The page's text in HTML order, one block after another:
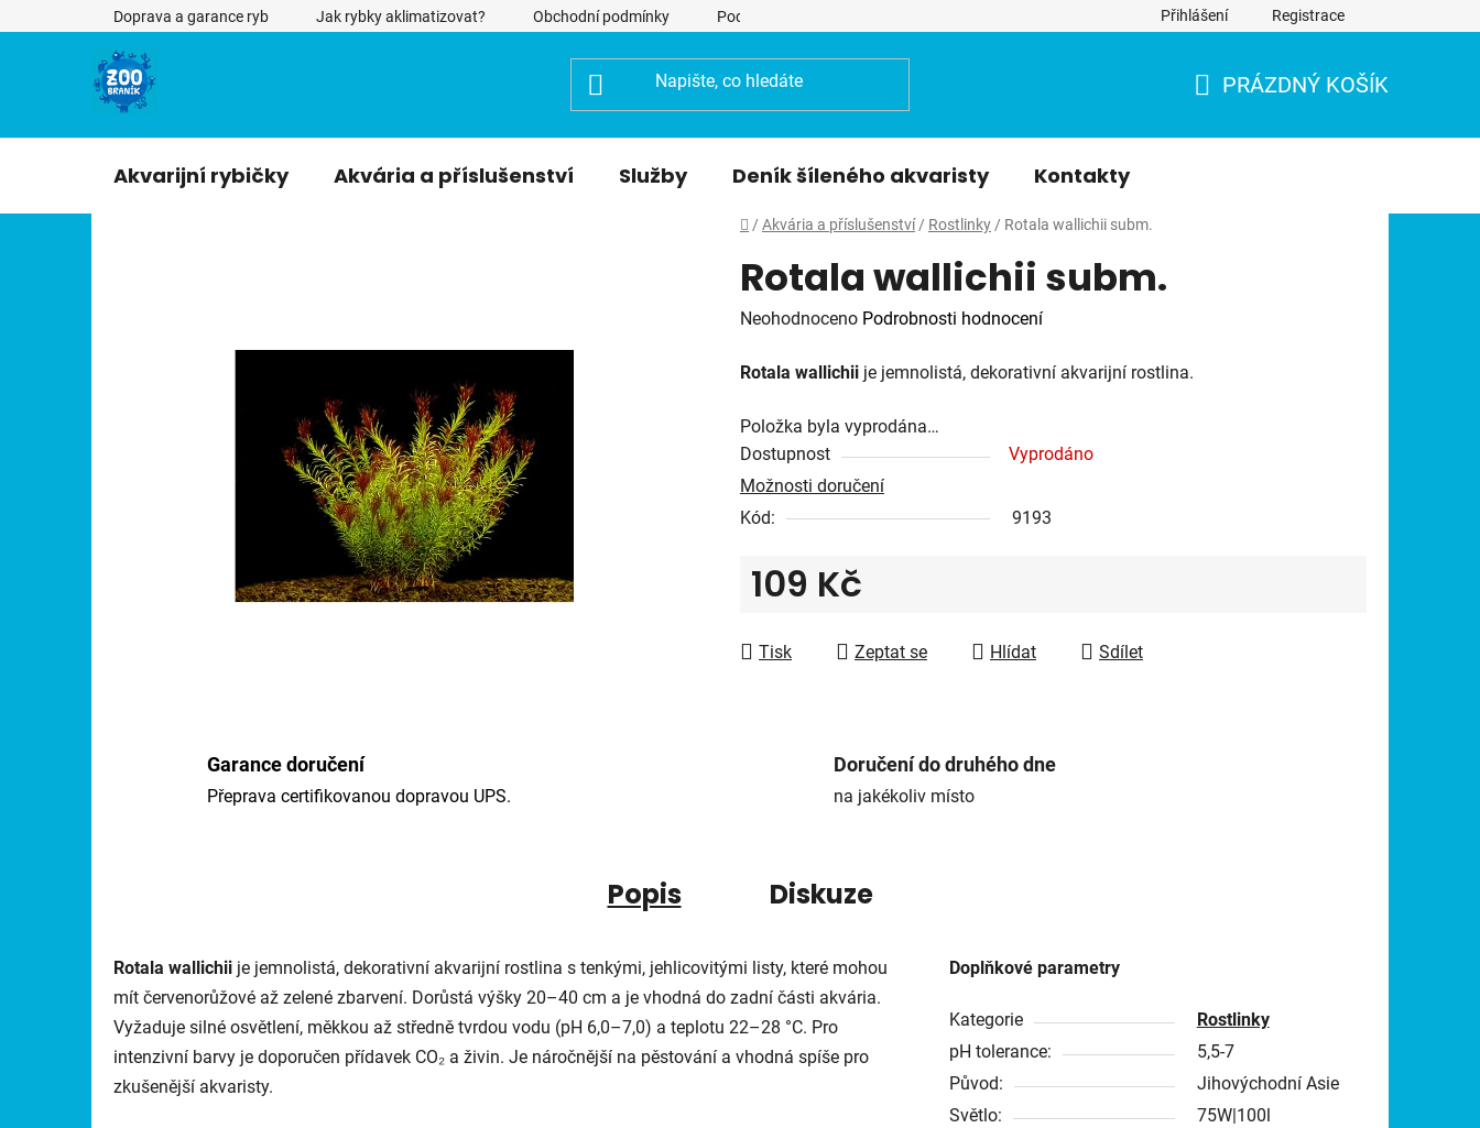
na
Doprava a garance ryb Jak rybky aklimatizovat? Obchodní podmínky Podmínky ochrany osobních údajů Přihlášení Registrace
PRÁZDNÝ KOŠÍK
Akvarijní rybičky Akvária a příslušenství Služby Deník šíleného akvaristy Kontakty
Domů
/ Akvária a příslušenství / Rostlinky / Rotala wallichii subm.
Rotala wallichii subm.
Průměrné
produktu
0,0
z
5
hvězdiček.
Neohodnoceno Podrobnosti hodnocení
Rotala wallichii je jemnolistá, dekorativní akvarijní rostlina.
Položka byla vyprodána…
Dostupnost
Vyprodáno
Možnosti doručení
Kód:
9193
109 Kč
Tisk
Zeptat se Hlídat Sdílet
Garance doručení
Přeprava certifikovanou dopravou UPS.
Doručení do druhého dne
na jakékoliv místo
Popis Diskuze
Rotala wallichii je jemnolistá, dekorativní akvarijní rostlina s tenkými, jehlicovitými listy, které mohou
mít červenorůžové až zelené zbarvení. Dorůstá výšky 20–40 cm a je vhodná do zadní části akvária.
Vyžaduje silné osvětlení, měkkou až středně tvrdou vodu (pH 6,0–7,0) a teplotu 22–28 °C. Pro
intenzivní barvy je doporučen přídavek CO₂ a živin. Je náročnější na pěstování a vhodná spíše pro
zkušenější akvaristy.
Doplňkové parametry
Kategorie
Rostlinky
pH tolerance:
5,5-7
Původ:
Jihovýchodní Asie
Světlo:
75W|100l